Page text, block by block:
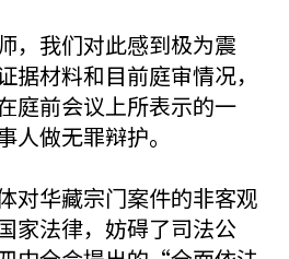
，我们对此感到极为震
据材料和目前庭审情况，
庭前会议上所表示的一
人做无罪辩护。
对华藏宗门案件的非客观
家法律，妨碍了司法公